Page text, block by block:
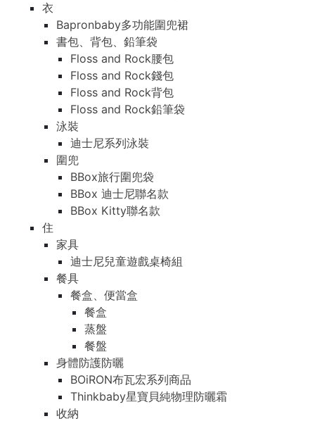
衣
Bapronbaby多功能圍兜裙
書包、背包、鉛筆袋
Floss and Rock腰包
Floss and Rock錢包
Floss and Rock背包
Floss and Rock鉛筆袋
泳裝
迪士尼系列泳裝
圍兜
BBox旅行圍兜袋
BBox 迪士尼聯名款
BBox Kitty聯名款
住
家具
迪士尼兒童遊戲桌椅組
餐具
餐盒、便當盒
餐盒
蒸盤
餐盤
身體防護防曬
BOiRON布瓦宏系列商品
Thinkbaby星寶貝純物理防曬霜
收納